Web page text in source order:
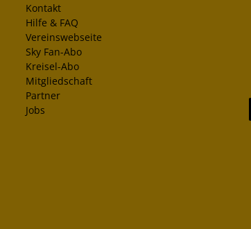
Kontakt
Hilfe & FAQ
Vereinswebseite
Sky Fan-Abo
Kreisel-Abo
Mitgliedschaft
Partner
Jobs